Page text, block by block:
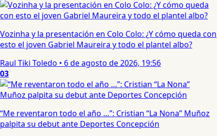
Vozinha y la presentación en Colo Colo: ¿Y cómo queda con
esto el joven Gabriel Maureira y todo el plantel albo?
Raul Tiki Toledo • 6 de agosto de 2026, 19:56
03
“Me reventaron todo el año …”: Cristian “La Nona” Muñoz
palpita su debut ante Deportes Concepción